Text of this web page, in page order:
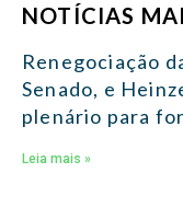
NOTÍCIAS
Renegociação
Senado, e
plenário para
Leia mais »